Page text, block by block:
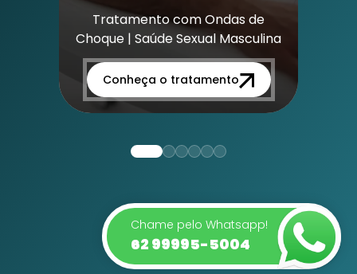
Chame pelo Whatsapp!
62 99995-5004
Tratamento com Ondas de
Choque | Saúde Sexual Masculina
Conheça o tratamento